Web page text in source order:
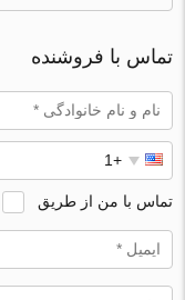
تماس با فروشنده
تماس با من از طریق